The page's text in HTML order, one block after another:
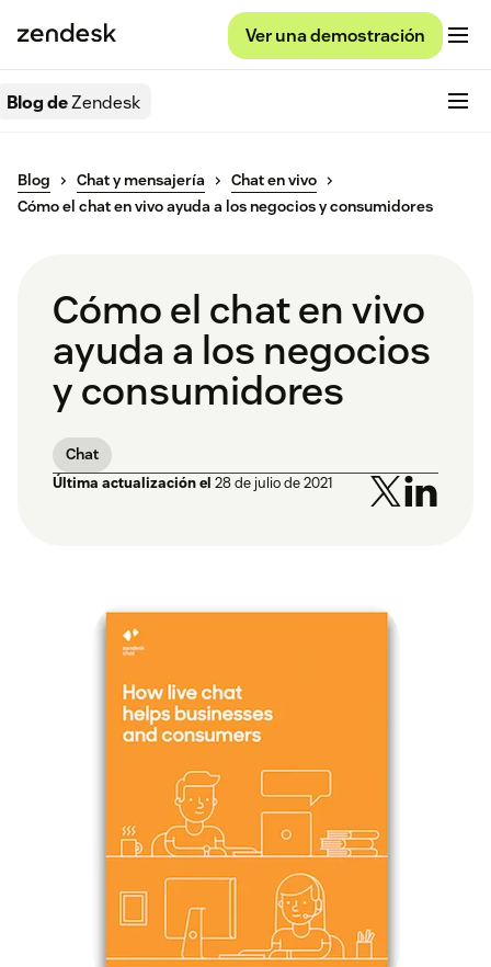
Ver una demostración
Blog deZendesk
Blog Chat y mensajería
Chat en vivo
Cómo el chat en vivo ayuda a los negocios y consumidores
Cómo el chat en vivo
ayuda a los negocios
y consumidores
Chat
Última actualización el 28 de julio de 2021